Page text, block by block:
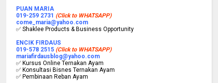
PUAN MARIA
019-259 2731 (Click to WHATSAPP)
come_maria@yahoo.com
✅ Shaklee Products & Business Opportunity
ENCIK FIRDAUS
019-578 2515 (Click to WHATSAPP)
mariafirdausblog@yahoo.com
✅ Kursus Online Ternakan Ayam
✅ Konsultasi Bisnes Ternakan Ayam
✅ Pembinaan Reban Ayam